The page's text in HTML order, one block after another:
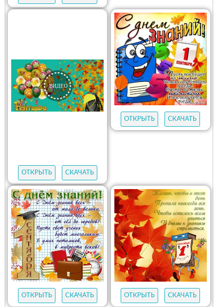
ОТКРЫТЬ СКАЧАТЬ
ОТКРЫТЬ СКАЧАТЬ
ОТКРЫТЬ СКАЧАТЬ ОТКРЫТЬ СКАЧАТЬ